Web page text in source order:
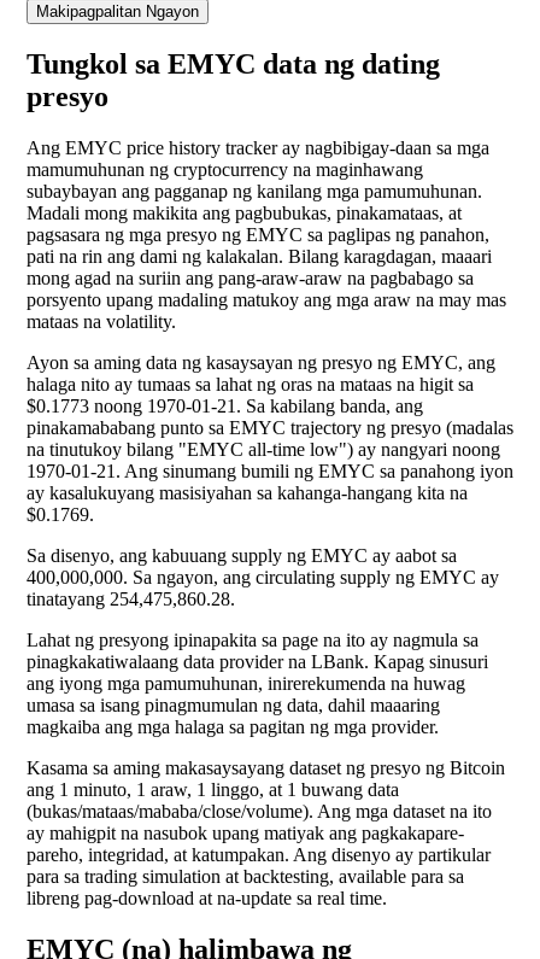
Makipagpalitan Ngayon
Tungkol sa EMYC data ng dating
presyo
Ang EMYC price history tracker ay nagbibigay-daan sa mga
mamumuhunan ng cryptocurrency na maginhawang
subaybayan ang pagganap ng kanilang mga pamumuhunan.
Madali mong makikita ang pagbubukas, pinakamataas, at
pagsasara ng mga presyo ng EMYC sa paglipas ng panahon,
pati na rin ang dami ng kalakalan. Bilang karagdagan, maaari
mong agad na suriin ang pang-araw-araw na pagbabago sa
porsyento upang madaling matukoy ang mga araw na may mas
mataas na volatility.
Ayon sa aming data ng kasaysayan ng presyo ng EMYC, ang
halaga nito ay tumaas sa lahat ng oras na mataas na higit sa
$0.1773 noong 1970-01-21. Sa kabilang banda, ang
pinakamababang punto sa EMYC trajectory ng presyo (madalas
na tinutukoy bilang "EMYC all-time low") ay nangyari noong
1970-01-21. Ang sinumang bumili ng EMYC sa panahong iyon
ay kasalukuyang masisiyahan sa kahanga-hangang kita na
$0.1769.
Sa disenyo, ang kabuuang supply ng EMYC ay aabot sa
400,000,000. Sa ngayon, ang circulating supply ng EMYC ay
tinatayang 254,475,860.28.
Lahat ng presyong ipinapakita sa page na ito ay nagmula sa
pinagkakatiwalaang data provider na LBank. Kapag sinusuri
ang iyong mga pamumuhunan, inirerekumenda na huwag
umasa sa isang pinagmumulan ng data, dahil maaaring
magkaiba ang mga halaga sa pagitan ng mga provider.
Kasama sa aming makasaysayang dataset ng presyo ng Bitcoin
ang 1 minuto, 1 araw, 1 linggo, at 1 buwang data
(bukas/mataas/mababa/close/volume). Ang mga dataset na ito
ay mahigpit na nasubok upang matiyak ang pagkakapare-
pareho, integridad, at katumpakan. Ang disenyo ay partikular
para sa trading simulation at backtesting, available para sa
libreng pag-download at na-update sa real time.
EMYC (na) halimbawa ng